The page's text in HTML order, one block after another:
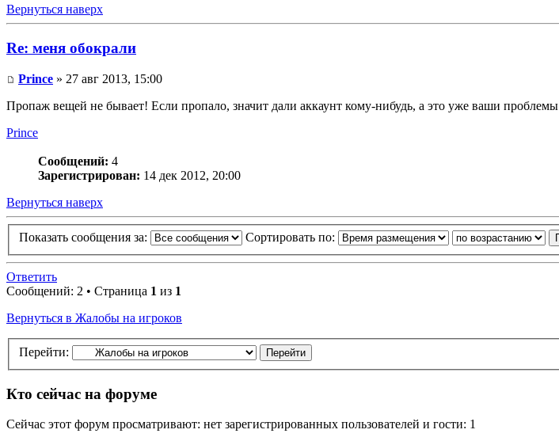
Вернуться наверх
Re: меня обокрали
Prince » 27 авг 2013, 15:00
Пропаж вещей не бывает! Если пропало, значит дали аккаунт кому-нибудь, а это уже ваши проблемы
Prince
Сообщений: 4
Зарегистрирован: 14 дек 2012, 20:00
Вернуться наверх
Показать сообщения за: Сортировать по:
Ответить
Сообщений: 2 • Страница 1 из 1
Вернуться в Жалобы на игроков
Перейти:
Кто сейчас на форуме
Сейчас этот форум просматривают: нет зарегистрированных пользователей и гости: 1